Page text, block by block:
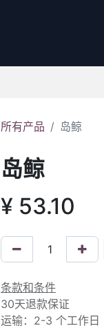
所有产品 岛鲸
岛鲸
¥ 53.10
条款和条件
30天退款保证
运输：2-3 个工作日